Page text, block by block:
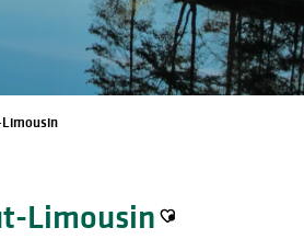
Limousin
Limousin